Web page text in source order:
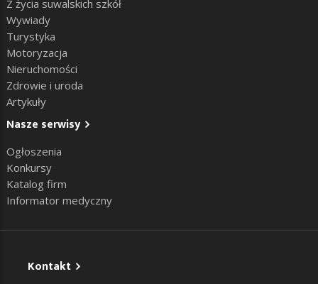
Z życia suwalskich szkół
Wywiady
Turystyka
Motoryzacja
Nieruchomości
Zdrowie i uroda
Artykuły
Nasze serwisy
Ogłoszenia
Konkursy
Katalog firm
Informator medyczny
Kontakt